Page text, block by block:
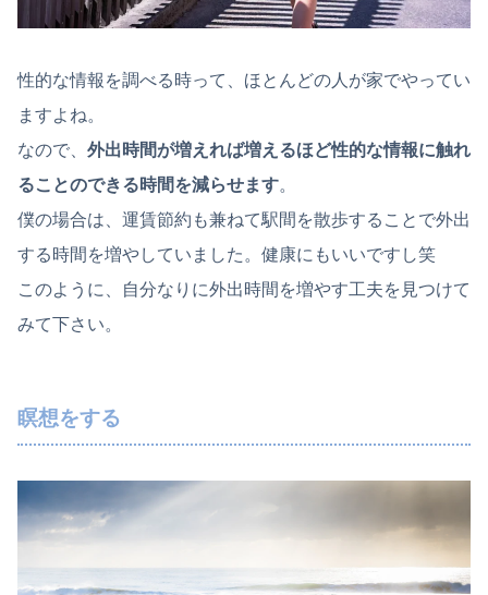
性的な情報を調べる時って、ほとんどの人が家でやってい
ますよね。
なので、 外出時間が増えれば増えるほど性的な情報に触れ
ることのできる時間を減らせます。
僕の場合は、運賃節約も兼ねて駅間を散歩することで外出
する時間を増やしていました。健康にもいいですし笑
このように、自分なりに外出時間を増やす工夫を見つけて
みて下さい。
瞑想をする